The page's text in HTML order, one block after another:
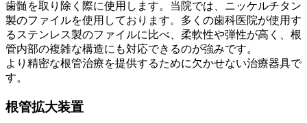
歯髄を取り除く際に使用します。当院では、ニッケルチタン
製のファイルを使用しております。多くの歯科医院が使用す
るステンレス製のファイルに比べ、柔軟性や弾性が高く、根
管内部の複雑な構造にも対応できるのが強みです。
より精密な根管治療を提供するために欠かせない治療器具で
す。
根管拡大装置